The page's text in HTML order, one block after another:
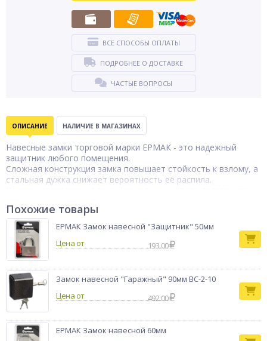
ВСЕ СПОСОБЫ ОПЛАТЫ
ПОДРОБНЕЕ О ДОСТАВКЕ
ЧАСТЫЕ ВОПРОСЫ
ОПИСАНИЕ НАЛИЧИЕ В МАГАЗИНАХ
Навесные замки торговой марки ЕРМАК - это надежный
защитник любого помещения.
Сложная конструкция замка повышает стойкость к взлому, а
стальная дужка снижает вероятность её распила.
Материал Алюминий
Размер упаковки 16,7х11х4 см
Размер 60 мм
Тип ключа Цилиндрический
Вес в упаковке 0,187 кг
Кол-во ключей в комплекте 3 шт.
Похожие товары
ЕРМАК Замок навесной "Защитник" 50мм
Цена от
193.00
Замок навесной "Гаражный" 90мм ВС-2-10
Цена от
492.00
ЕРМАК Замок навесной 60мм